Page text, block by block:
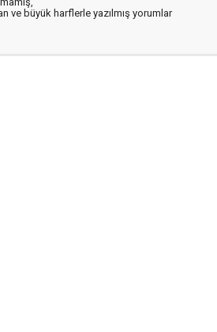
ve büyük harflerle yazılmış yorumlar